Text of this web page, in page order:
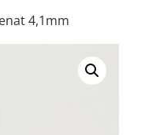
4,1mm